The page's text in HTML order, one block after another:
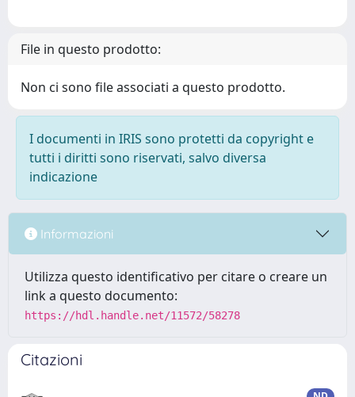
File in questo prodotto:
Non ci sono file associati a questo prodotto.
I documenti in IRIS sono protetti da copyright e
tutti i diritti sono riservati, salvo diversa
indicazione
Informazioni
Utilizza questo identificativo per citare o creare un
link a questo documento:
https://hdl.handle.net/11572/58278
Citazioni